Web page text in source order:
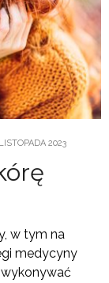
2023
w tym na
medycyny